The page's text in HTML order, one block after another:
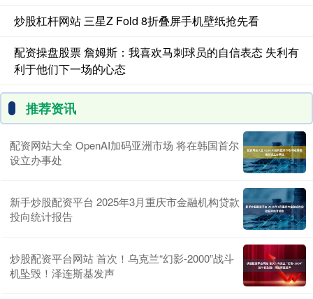
炒股杠杆网站 三星Z Fold 8折叠屏手机壁纸抢先看
配资操盘股票 詹姆斯：我喜欢马刺球员的自信表态 失利有
利于他们下一场的心态
推荐资讯
配资网站大全 OpenAI加码亚洲市场 将在韩国首尔
设立办事处
新手炒股配资平台 2025年3月重庆市金融机构贷款
投向统计报告
炒股配资平台网站 首次！乌克兰“幻影-2000”战斗
机坠毁！泽连斯基发声